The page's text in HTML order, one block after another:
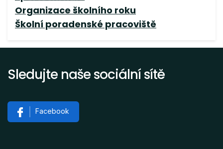
Organizace školního roku
Školní poradenské pracoviště
Sledujte naše sociální sítě
Facebook